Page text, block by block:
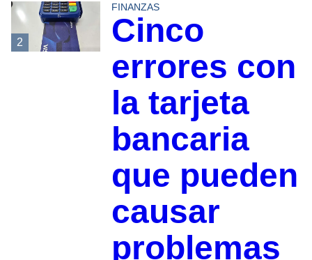
2
FINANZAS
Cinco
errores con
la tarjeta
bancaria
que pueden
causar
problemas